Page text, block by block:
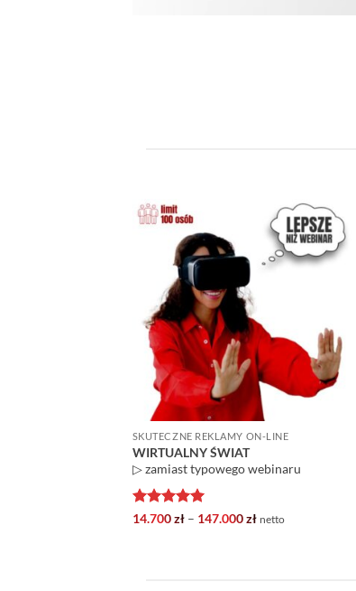
SKUTECZNE REKLAMY ON-LINE
WIRTUALNY ŚWIAT
▷ zamiast typowego webinaru
Oceniono 5
14.700zł – 147.000złZakres
netto